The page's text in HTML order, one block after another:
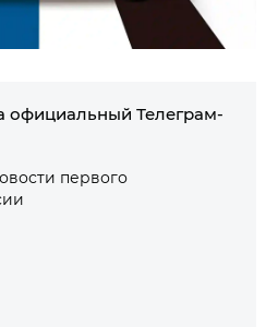
официальный Телеграм-
первого